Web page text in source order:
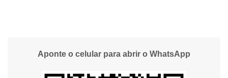
Aponte o celular para abrir o WhatsApp